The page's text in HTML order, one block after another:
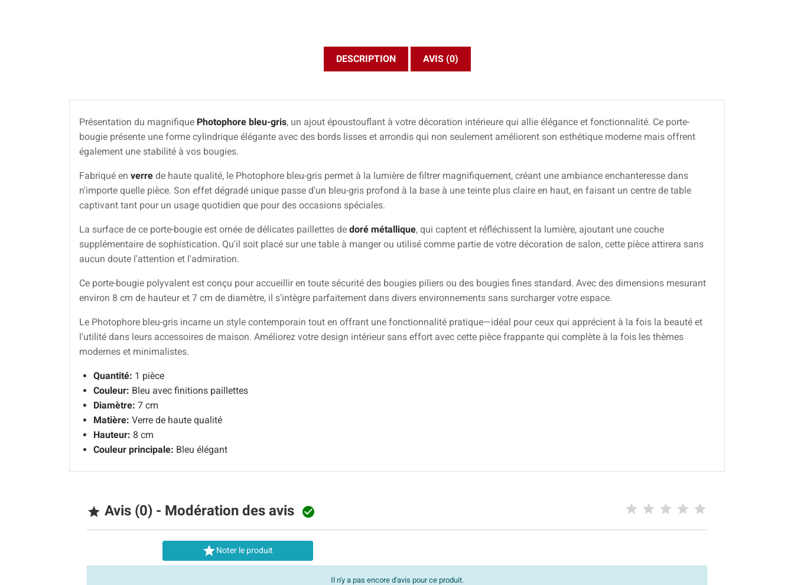
DESCRIPTION AVIS (0)
Présentation du magnifique Photophore bleu-gris, un ajout époustouflant à votre décoration intérieure qui allie élégance et fonctionnalité. Ce porte-
bougie présente une forme cylindrique élégante avec des bords lisses et arrondis qui non seulement améliorent son esthétique moderne mais offrent
également une stabilité à vos bougies.
Fabriqué en verre de haute qualité, le Photophore bleu-gris permet à la lumière de filtrer magnifiquement, créant une ambiance enchanteresse dans
n'importe quelle pièce. Son effet dégradé unique passe d'un bleu-gris profond à la base à une teinte plus claire en haut, en faisant un centre de table
captivant tant pour un usage quotidien que pour des occasions spéciales.
La surface de ce porte-bougie est ornée de délicates paillettes de doré métallique, qui captent et réfléchissent la lumière, ajoutant une couche
supplémentaire de sophistication. Qu'il soit placé sur une table à manger ou utilisé comme partie de votre décoration de salon, cette pièce attirera sans
aucun doute l'attention et l'admiration.
Ce porte-bougie polyvalent est conçu pour accueillir en toute sécurité des bougies piliers ou des bougies fines standard. Avec des dimensions mesurant
environ 8 cm de hauteur et 7 cm de diamètre, il s'intègre parfaitement dans divers environnements sans surcharger votre espace.
Le Photophore bleu-gris incarne un style contemporain tout en offrant une fonctionnalité pratique—idéal pour ceux qui apprécient à la fois la beauté et
l'utilité dans leurs accessoires de maison. Améliorez votre design intérieur sans effort avec cette pièce frappante qui complète à la fois les thèmes
modernes et minimalistes.
Quantité: 1 pièce
Couleur: Bleu avec finitions paillettes
Diamètre: 7 cm
Matière: Verre de haute qualité
Hauteur: 8 cm
Couleur principale: Bleu élégant
 Avis (0) - Modération des avis 
Noter le produit
Il n'y a pas encore d'avis pour ce produit.